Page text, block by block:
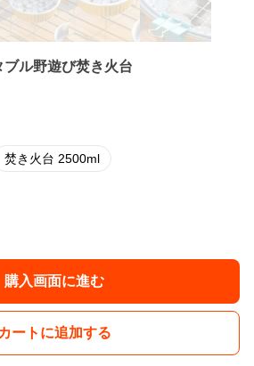
ル野遊び焚き火台
焚き火台 2500ml
購入画面に進む
カートに追加する